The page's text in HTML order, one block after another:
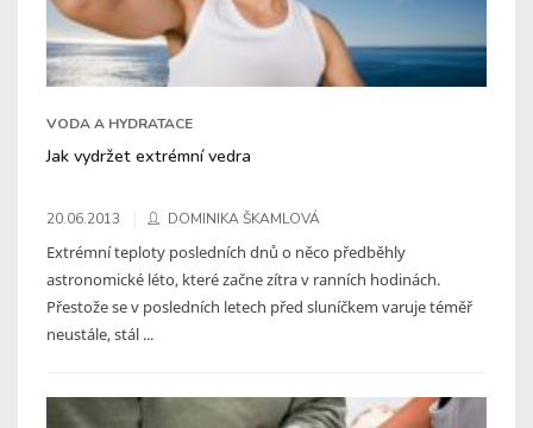
VODA A HYDRATACE
Jak vydržet extrémní vedra
20.06.2013 DOMINIKA ŠKAMLOVÁ
Extrémní teploty posledních dnů o něco předběhly
astronomické léto, které začne zítra v ranních hodinách.
Přestože se v posledních letech před sluníčkem varuje téměř
neustále, stál ...